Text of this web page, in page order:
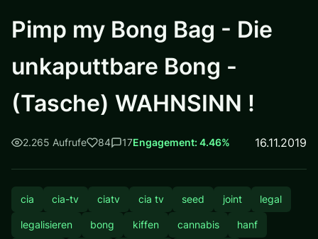
Pimp my Bong Bag - Die
unkaputtbare Bong -
(Tasche) WAHNSINN !
2.265 Aufrufe 84 17Engagement: 4.46% 16.11.2019
cia cia-tv ciatv cia tv seed joint legal
legalisieren bong kiffen cannabis hanf